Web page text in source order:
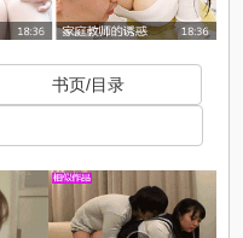
书页/目录